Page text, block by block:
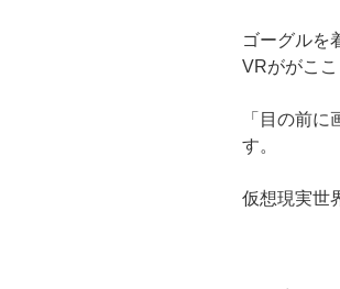
ゴーグルを
VRががここ
「目の前
す。
仮想現実世